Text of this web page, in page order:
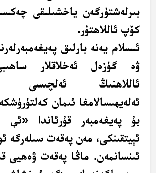
بىرلەشتۈرگەن ياخشىلىقى
كۆپ ئاللاھتۇر.
ئىسلام يەنە بارلىق
ۋە گۈزەل ئەخلاقلار
ئاللاھنىڭ ئەلچىسى
ئەلەيھىسالامغا ئىمان
بۇ پەيغەمبەر قۇرئاندا «ئې
ئېيتقىنكى، مەن پەقەت سىلەرگە
ئىنسانمەن. ماڭا پەقەت ۋەھيى